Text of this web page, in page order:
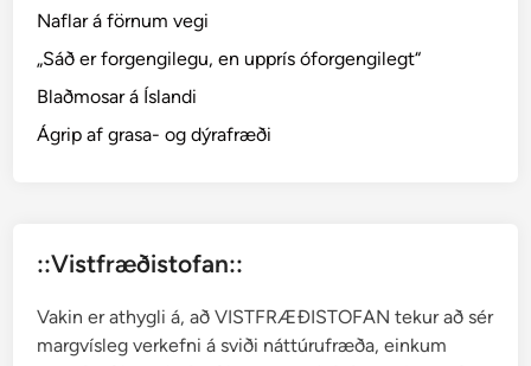
o
a
f
o
Naflar á förnum vegi
„Sáð er forgengilegu, en upprís óforgengilegt“
Blaðmosar á Íslandi
Ágrip af grasa- og dýrafræði
::Vistfræðistofan::
Vakin er athygli á, að VISTFRÆÐISTOFAN tekur að sér
margvísleg verkefni á sviði náttúrufræða, einkum